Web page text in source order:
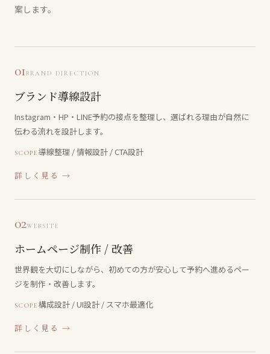
案します。
01BRAND DIRECTION
ブランド導線設計
Instagram・HP・LINE予約の接点を整理し、選ばれる理由が自然に
伝わる流れを設計します。
SCOPE 導線整理 / 情報設計 / CTA設計
詳しく見る →
02WEBSITE
ホームページ制作 / 改善
世界観を大切にしながら、初めての方が安心して予約へ進めるペー
ジを制作・改善します。
SCOPE 構成設計 / UI設計 / スマホ最適化
詳しく見る →